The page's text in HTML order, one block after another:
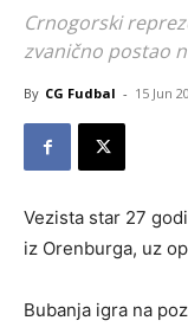
Crnogorski
zvanično postao
By CG Fudbal - 15 Jun
Vezista star 27
iz Orenburga, uz
Bubanja igra na